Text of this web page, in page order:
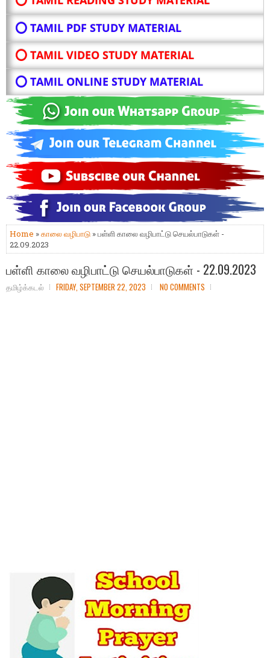
⭕ TAMIL PDF STUDY MATERIAL
⭕ TAMIL VIDEO STUDY MATERIAL
⭕ TAMIL ONLINE STUDY MATERIAL
Home »காலை வழிபாடு » பள்ளி காலை வழிபாட்டு செயல்பாடுகள் -
22.09.2023
பள்ளி காலை வழிபாட்டு செயல்பாடுகள் - 22.09.2023
தமிழ்க்கடல் FRIDAY, SEPTEMBER 22, 2023 NO COMMENTS